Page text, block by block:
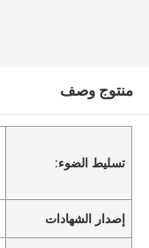
منتوج وصف
تسليط الضوء:
إصدار الشهادات